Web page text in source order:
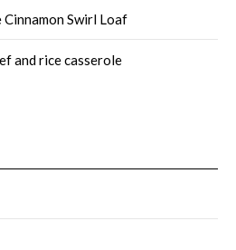
Cinnamon Swirl Loaf
and rice casserole